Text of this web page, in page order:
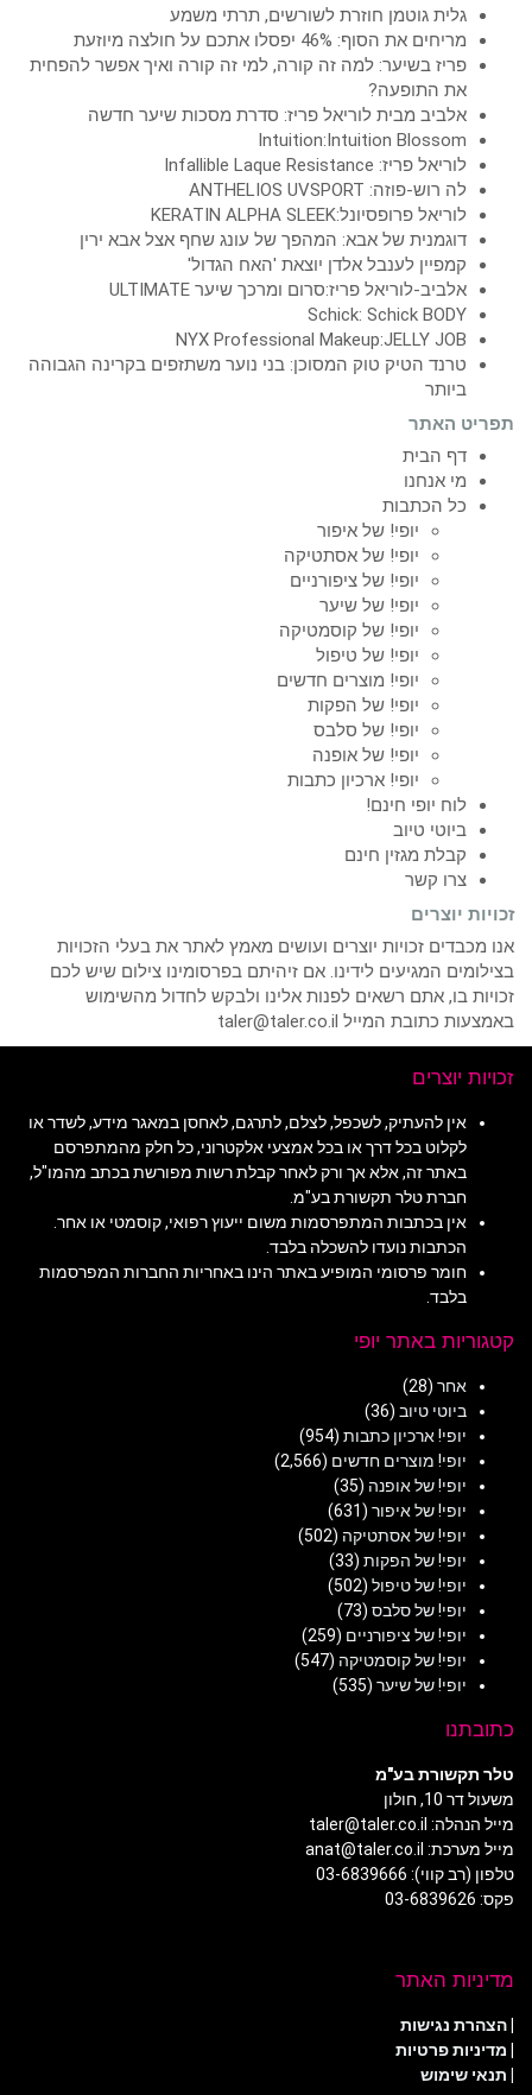
גלית גוטמן חוזרת לשורשים, תרתי משמע
מריחים את הסוף: 46% יפסלו אתכם על חולצה מיוזעת
פריז בשיער: למה זה קורה, למי זה קורה ואיך אפשר להפחית
את התופעה?
אלביב מבית לוריאל פריז: סדרת מסכות שיער חדשה
Intuition:Intuition Blossom
לוריאל פריז: Infallible Laque Resistance
לה רוש-פוזה: ANTHELIOS UVSPORT
לוריאל פרופסיונל:KERATIN ALPHA SLEEK
דוגמנית של אבא: המהפך של עונג שחף אצל אבא ירין
קמפיין לענבל אלדן יוצאת 'האח הגדול'
אלביב-לוריאל פריז:סרום ומרכך שיער ULTIMATE
Schick: Schick BODY
NYX Professional Makeup:JELLY JOB
טרנד הטיק טוק המסוכן: בני נוער משתזפים בקרינה הגבוהה
ביותר
תפריט האתר
דף הבית
מי אנחנו
כל הכתבות
יופי! של איפור
יופי! של אסתטיקה
יופי! של ציפורניים
יופי! של שיער
יופי! של קוסמטיקה
יופי! של טיפול
יופי! מוצרים חדשים
יופי! של הפקות
יופי! של סלבס
יופי! של אופנה
יופי! ארכיון כתבות
לוח יופי חינם!
ביוטי טיוב
קבלת מגזין חינם
צרו קשר
זכויות יוצרים
אנו מכבדים זכויות יוצרים ועושים מאמץ לאתר את בעלי הזכויות
בצילומים המגיעים לידינו. אם זיהיתם בפרסומינו צילום שיש לכם
זכויות בו, אתם רשאים לפנות אלינו ולבקש לחדול מהשימוש
באמצעות כתובת המייל taler@taler.co.il
זכויות יוצרים
אין להעתיק, לשכפל, לצלם, לתרגם, לאחסן במאגר מידע, לשדר או
לקלוט בכל דרך או בכל אמצעי אלקטרוני, כל חלק מהמתפרסם
באתר זה, אלא אך ורק לאחר קבלת רשות מפורשת בכתב מהמו"ל,
חברת טלר תקשורת בע"מ.
אין בכתבות המתפרסמות משום ייעוץ רפואי, קוסמטי או אחר.
הכתבות נועדו להשכלה בלבד.
חומר פרסומי המופיע באתר הינו באחריות החברות המפרסמות
בלבד.
קטגוריות באתר יופי
אחר (28)
ביוטי טיוב (36)
יופי! ארכיון כתבות (954)
יופי! מוצרים חדשים (2,566)
יופי! של אופנה (35)
יופי! של איפור (631)
יופי! של אסתטיקה (502)
יופי! של הפקות (33)
יופי! של טיפול (502)
יופי! של סלבס (73)
יופי! של ציפורניים (259)
יופי! של קוסמטיקה (547)
יופי! של שיער (535)
כתובתנו
טלר תקשורת בע"מ
משעול דר 10, חולון
מייל הנהלה: taler@taler.co.il
מייל מערכת: anat@taler.co.il
טלפון (רב קווי): 03-6839666
פקס: 03-6839626
מדיניות האתר
הצהרת נגישות
מדיניות פרטיות
| תנאי שימוש